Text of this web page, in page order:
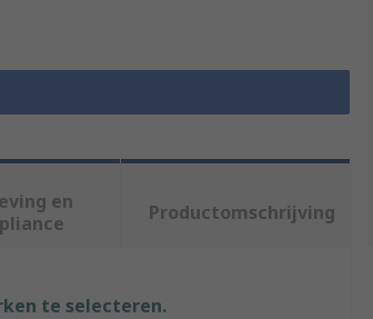
en
Productomschrijving
te selecteren.